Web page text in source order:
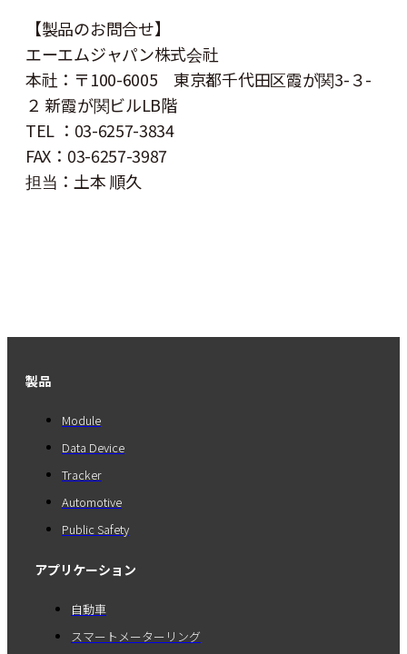
【製品のお問合せ】
エーエムジャパン株式会社
本社：〒100-6005 東京都千代田区霞が関3-３-
２ 新霞が関ビルLB階
TEL ：03-6257-3834
FAX：03-6257-3987
担当：土本 順久
製品
Module
Data Device
Tracker
Automotive
Public Safety
アプリケーション
自動車
スマートメーターリング